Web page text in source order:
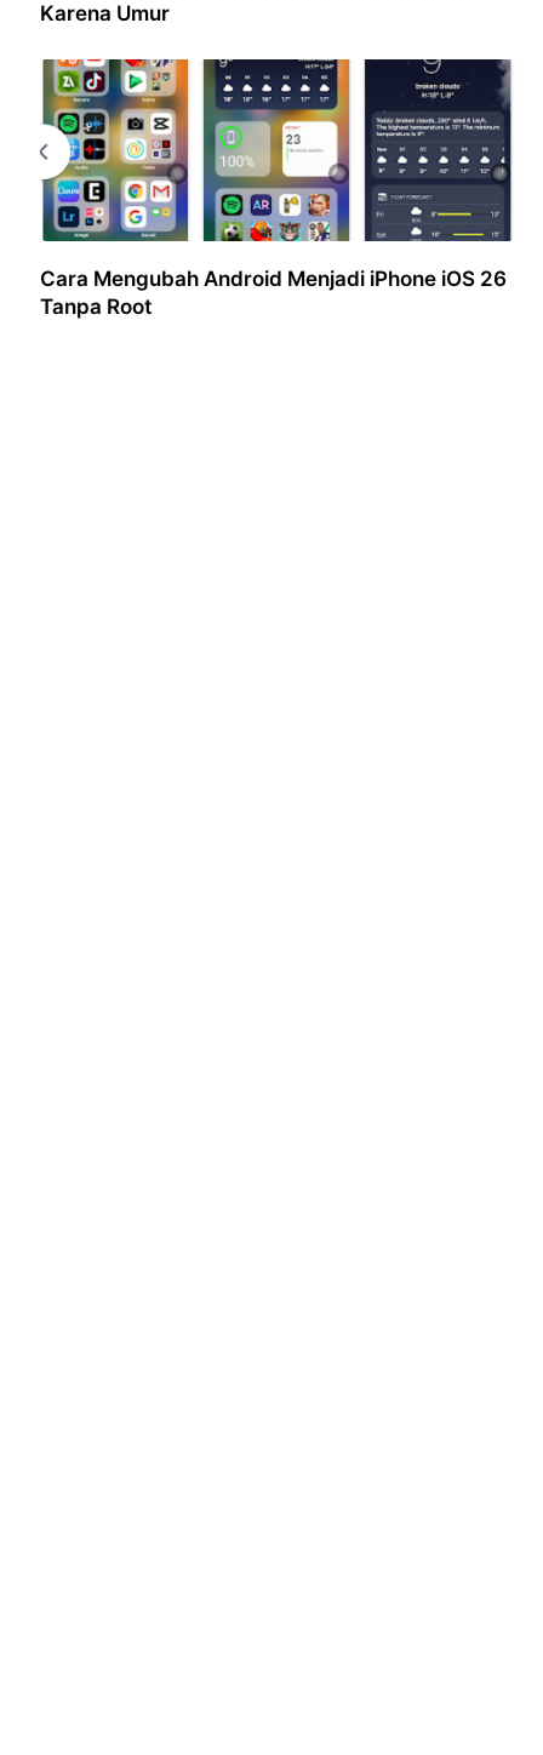
Karena Umur
Cara Mengubah Android Menjadi iPhone iOS 26
Tanpa Root